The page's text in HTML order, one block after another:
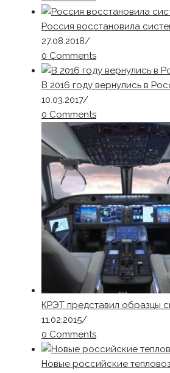
Россия восстановила
27.08.2018/
0 Comments
В 2016 году вернулись в
10.03.2017/
0 Comments
КРЭТ представил образцы
11.02.2015/
0 Comments
Новые российские